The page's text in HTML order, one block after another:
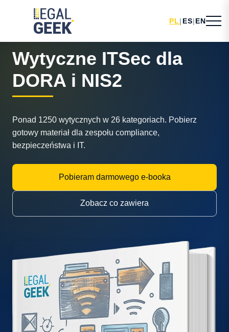
PL | ES| EN
Wytyczne ITSec dla
DORA i NIS2
Ponad 1250 wytycznych w 26 kategoriach. Pobierz
gotowy materiał dla zespołu compliance,
bezpieczeństwa i IT.
Pobieram darmowego e-booka
Zobacz co zawiera